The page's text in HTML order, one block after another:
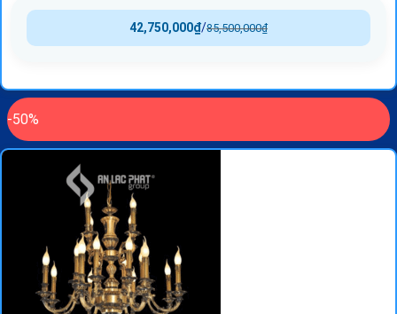
85,500,000₫
/
42,750,000₫
-50%